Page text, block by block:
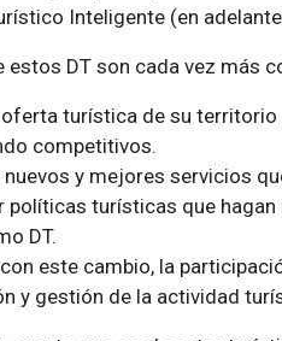
Inteligente (en
estos DT son cada vez más
turística de su
competitivos.
nuevos y mejores servicios
políticas turísticas que
DT.
este cambio, la
y gestión de la actividad